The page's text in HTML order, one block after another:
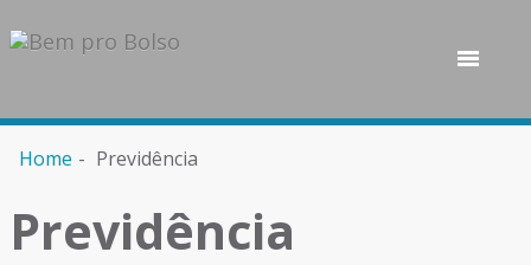
Home Previdência
Previdência